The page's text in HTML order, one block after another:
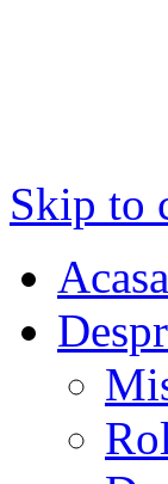
Skip to
Acasa